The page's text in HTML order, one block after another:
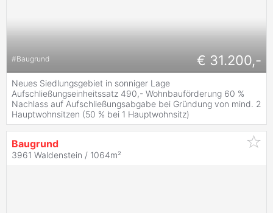
#Baugrund € 31.200,-
Neues Siedlungsgebiet in sonniger Lage
Aufschließungseinheitssatz 490,- Wohnbauförderung 60 %
Nachlass auf Aufschließungsabgabe bei Gründung von mind. 2
Hauptwohnsitzen (50 % bei 1 Hauptwohnsitz)
Baugrund
3961 Waldenstein / 1064m²